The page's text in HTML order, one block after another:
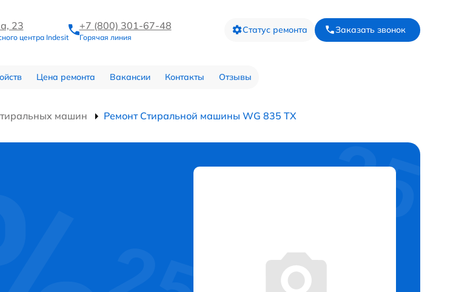
23
центра Indesit
+7 (800) 301-67-48
Горячая линия
Статус ремонта Заказать звонок
Цена ремонта Вакансии Контакты Отзывы
машин Ремонт Стиральной машины WG 835 TX